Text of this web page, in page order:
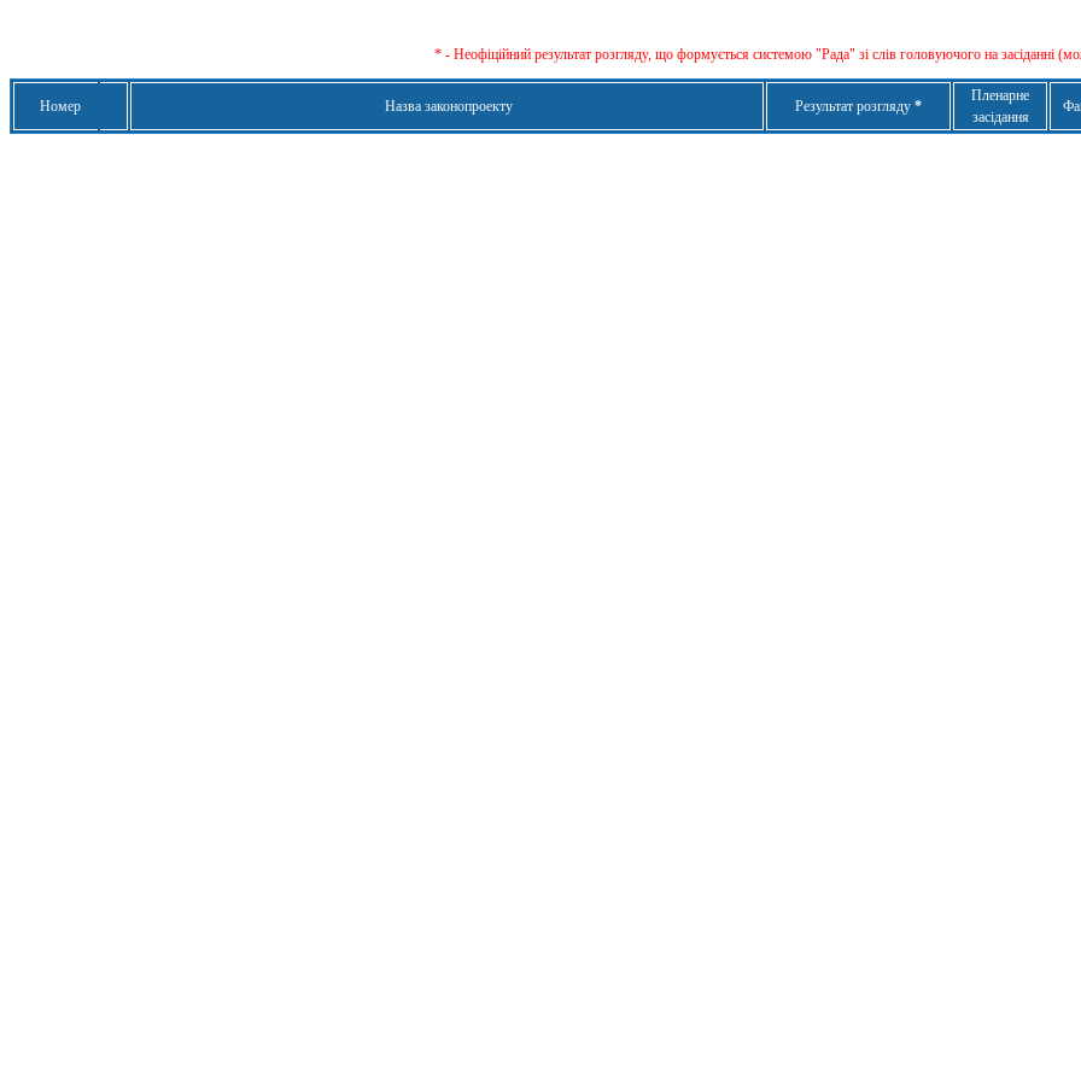
* - Неофіційний результат розгляду, що формується сиcтемою "Рада" зі слів головуючого на засіданні
Номер Назва законопроекту Результат розгляду *
Пленарне
засідання